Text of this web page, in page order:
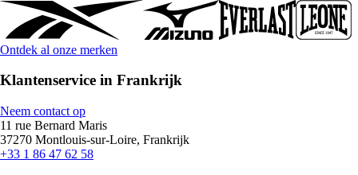
Ontdek al onze merken
Klantenservice in Frankrijk
Neem contact op
11 rue Bernard Maris
37270 Montlouis-sur-Loire, Frankrijk
+33 1 86 47 62 58